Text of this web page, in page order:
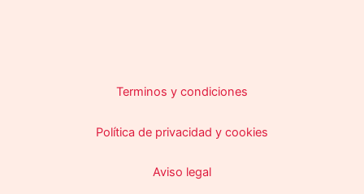
Terminos y condiciones
Política de privacidad y cookies
Aviso legal